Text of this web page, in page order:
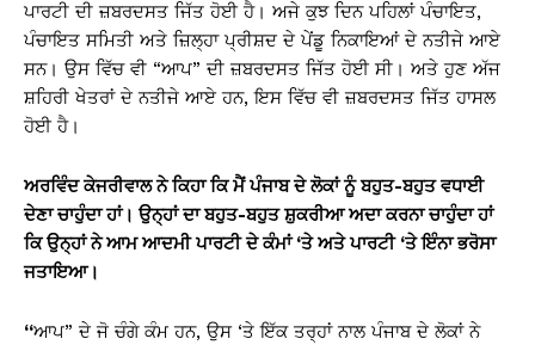
ਪਾਰਟੀ ਦੀ ਜ਼ਬਰਦਸਤ ਜਿੱਤ ਹੋਈ ਹੈ। ਅਜੇ ਕੁਝ ਦਿਨ ਪਹਿਲਾਂ ਪੰਚਾਇਤ,
ਪੰਚਾਇਤ ਸਮਿਤੀ ਅਤੇ ਜ਼ਿਲ੍ਹਾ ਪ੍ਰੀਸ਼ਦ ਦੇ ਪੇਂਡੂ ਨਿਕਾਇਆਂ ਦੇ ਨਤੀਜੇ ਆਏ
ਸਨ। ਉਸ ਵਿੱਚ ਵੀ “ਆਪ” ਦੀ ਜ਼ਬਰਦਸਤ ਜਿੱਤ ਹੋਈ ਸੀ। ਅਤੇ ਹੁਣ ਅੱਜ
ਸ਼ਹਿਰੀ ਖੇਤਰਾਂ ਦੇ ਨਤੀਜੇ ਆਏ ਹਨ, ਇਸ ਵਿੱਚ ਵੀ ਜ਼ਬਰਦਸਤ ਜਿੱਤ ਹਾਸਲ
ਹੋਈ ਹੈ।
ਅਰਵਿੰਦ ਕੇਜਰੀਵਾਲ ਨੇ ਕਿਹਾ ਕਿ ਮੈਂ ਪੰਜਾਬ ਦੇ ਲੋਕਾਂ ਨੂੰ ਬਹੁਤ-ਬਹੁਤ ਵਧਾਈ
ਦੇਣਾ ਚਾਹੁੰਦਾ ਹਾਂ। ਉਨ੍ਹਾਂ ਦਾ ਬਹੁਤ-ਬਹੁਤ ਸ਼ੁਕਰੀਆ ਅਦਾ ਕਰਨਾ ਚਾਹੁੰਦਾ ਹਾਂ
ਕਿ ਉਨ੍ਹਾਂ ਨੇ ਆਮ ਆਦਮੀ ਪਾਰਟੀ ਦੇ ਕੰਮਾਂ ‘ਤੇ ਅਤੇ ਪਾਰਟੀ ‘ਤੇ ਇੰਨਾ ਭਰੋਸਾ
ਜਤਾਇਆ।
“ਆਪ” ਦੇ ਜੋ ਚੰਗੇ ਕੰਮ ਹਨ, ਉਸ ‘ਤੇ ਇੱਕ ਤਰ੍ਹਾਂ ਨਾਲ ਪੰਜਾਬ ਦੇ ਲੋਕਾਂ ਨੇ